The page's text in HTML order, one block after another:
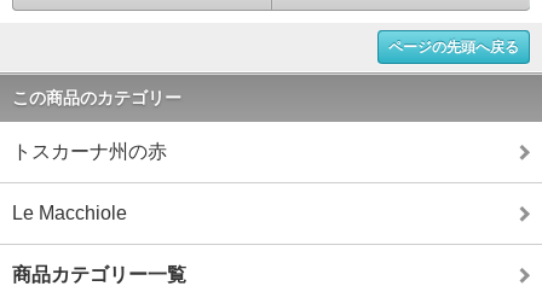
ページの先頭へ戻る
この商品のカテゴリー
トスカーナ州の赤
Le Macchiole
商品カテゴリー一覧